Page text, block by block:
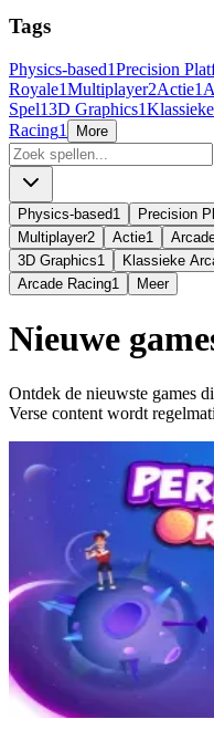
Tags
Physics-based1Precision
Royale1Multiplayer2Actie1
Spel13D Graphics1
Racing1 More
Physics-based1 Precision
Multiplayer2 Actie1
3D Graphics1 Klassieke
Arcade Racing1 Meer
Nieuwe
Ontdek de nieuwste games
Verse content wordt